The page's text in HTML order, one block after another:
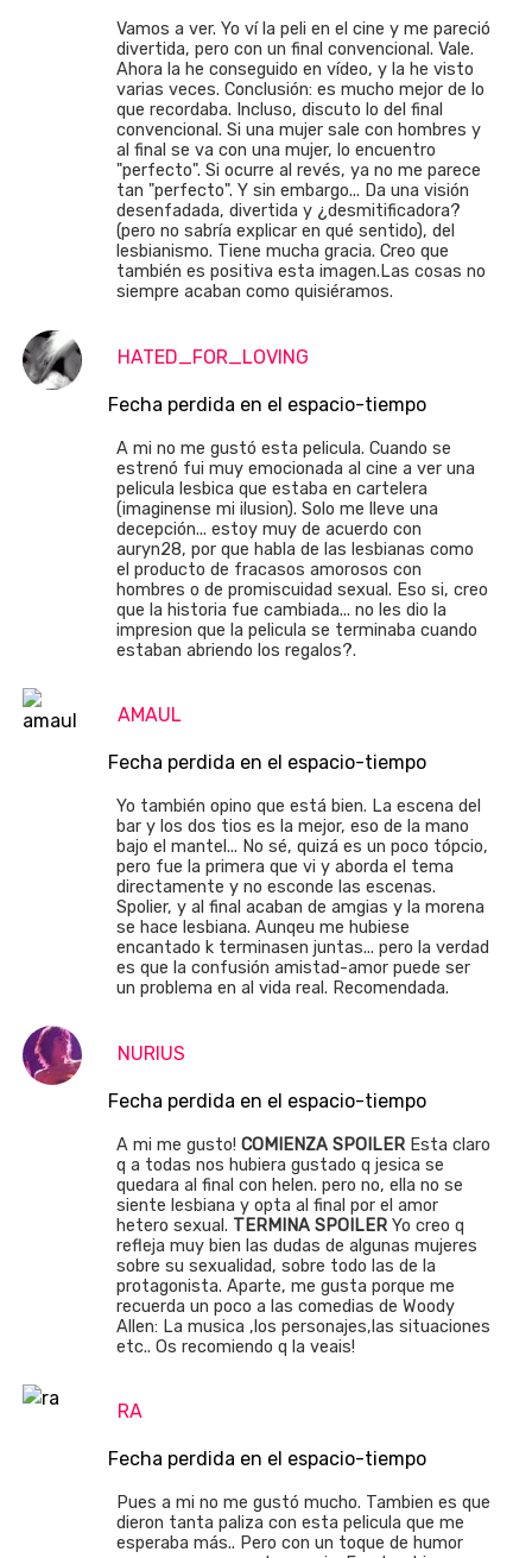
Vamos a ver. Yo ví la peli en el cine y me pareció
divertida, pero con un final convencional. Vale.
Ahora la he conseguido en vídeo, y la he visto
varias veces. Conclusión: es mucho mejor de lo
que recordaba. Incluso, discuto lo del final
convencional. Si una mujer sale con hombres y
al final se va con una mujer, lo encuentro
"perfecto". Si ocurre al revés, ya no me parece
tan "perfecto". Y sin embargo... Da una visión
desenfadada, divertida y ¿desmitificadora?
(pero no sabría explicar en qué sentido), del
lesbianismo. Tiene mucha gracia. Creo que
también es positiva esta imagen.Las cosas no
siempre acaban como quisiéramos.
HATED_FOR_LOVING
Fecha perdida en el espacio-tiempo
A mi no me gustó esta pelicula. Cuando se
estrenó fui muy emocionada al cine a ver una
pelicula lesbica que estaba en cartelera
(imaginense mi ilusion). Solo me lleve una
decepción... estoy muy de acuerdo con
auryn28, por que habla de las lesbianas como
el producto de fracasos amorosos con
hombres o de promiscuidad sexual. Eso si, creo
que la historia fue cambiada... no les dio la
impresion que la pelicula se terminaba cuando
estaban abriendo los regalos?.
AMAUL
Fecha perdida en el espacio-tiempo
Yo también opino que está bien. La escena del
bar y los dos tios es la mejor, eso de la mano
bajo el mantel... No sé, quizá es un poco tópcio,
pero fue la primera que vi y aborda el tema
directamente y no esconde las escenas.
Spolier, y al final acaban de amgias y la morena
se hace lesbiana. Aunqeu me hubiese
encantado k terminasen juntas... pero la verdad
es que la confusión amistad-amor puede ser
un problema en al vida real. Recomendada.
NURIUS
Fecha perdida en el espacio-tiempo
A mi me gusto!COMIENZA SPOILER Esta claro
q a todas nos hubiera gustado q jesica se
quedara al final con helen. pero no, ella no se
siente lesbiana y opta al final por el amor
hetero sexual. TERMINA SPOILER Yo creo q
refleja muy bien las dudas de algunas mujeres
sobre su sexualidad, sobre todo las de la
protagonista. Aparte, me gusta porque me
recuerda un poco a las comedias de Woody
Allen: La musica ,los personajes,las situaciones
etc.. Os recomiendo q la veais!
RA
Fecha perdida en el espacio-tiempo
Pues a mi no me gustó mucho. Tambien es que
dieron tanta paliza con esta pelicula que me
esperaba más.. Pero con un toque de humor